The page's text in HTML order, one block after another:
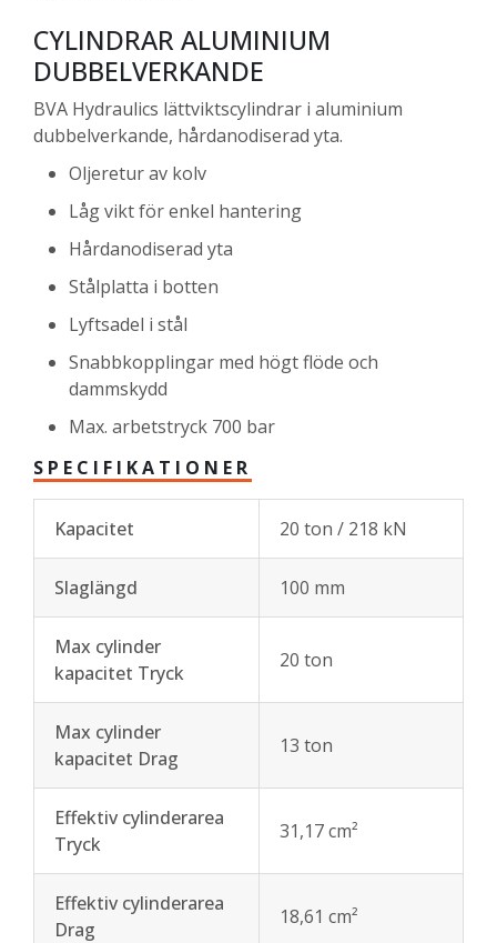
CYLINDRAR ALUMINIUM
DUBBELVERKANDE
BVA Hydraulics lättviktscylindrar i aluminium
dubbelverkande, hårdanodiserad yta.
Oljeretur av kolv
Låg vikt för enkel hantering
Hårdanodiserad yta
Stålplatta i botten
Lyftsadel i stål
Snabbkopplingar med högt flöde och
dammskydd
Max. arbetstryck 700 bar
SPECIFIKATIONER
Kapacitet 20 ton / 218 kN
Slaglängd 100 mm
Max cylinder
kapacitet Tryck
20 ton
Max cylinder
kapacitet Drag
13 ton
Effektiv cylinderarea
Tryck
31,17 cm²
Effektiv cylinderarea
Drag
18,61 cm²